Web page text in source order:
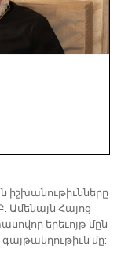
Ամենայն Հայոց
երեւոյթ մըն
մը: